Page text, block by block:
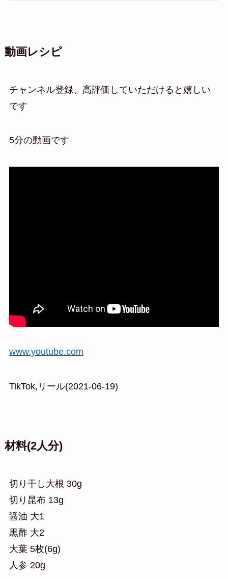
動画レシピ
チャンネル登録、高評価していただけると嬉しい
です
5分の動画です
www.youtube.com
TikTok,リール(2021-06-19)
材料(2人分)
切り干し大根 30g
切り昆布 13g
醤油 大1
黒酢 大2
大葉 5枚(6g)
人参 20g